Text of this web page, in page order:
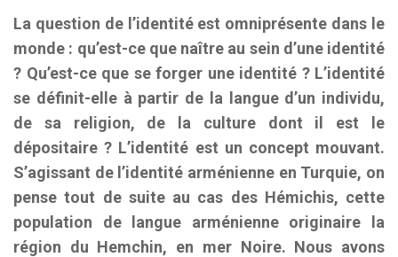
La question de l’identité est omniprésente dans le
monde : qu’est-ce que naître au sein d’une identité
? Qu’est-ce que se forger une identité ? L’identité
se définit-elle à partir de la langue d’un individu,
de sa religion, de la culture dont il est le
dépositaire ? L’identité est un concept mouvant.
S’agissant de l’identité arménienne en Turquie, on
pense tout de suite au cas des Hémichis, cette
population de langue arménienne originaire la
région du Hemchin, en mer Noire. Nous avons